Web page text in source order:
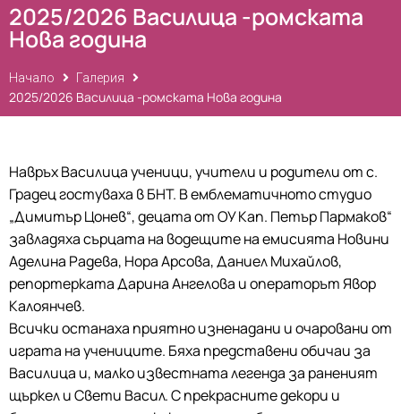
2025/2026 Василица -ромската
Нова година
Начало Галерия
2025/2026 Василица -ромската Нова година
Навръх Василица ученици, учители и родители от с.
Градец гостуваха в БНТ. В емблематичното студио
„Димитър Цонев“, децата от ОУ Кап. Петър Пармаков“
завладяха сърцата на водещите на емисията Новини
Аделина Радева, Нора Арсова, Даниел Михайлов,
репортерката Дарина Ангелова и операторът Явор
Калоянчев.
Всички останаха приятно изненадани и очаровани от
играта на учениците. Бяха представени обичаи за
Василица и, малко известната легенда за раненият
щъркел и Свети Васил. С прекрасните декори и